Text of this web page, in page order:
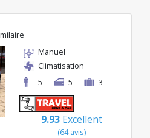
Manuel
Climatisation
5
5 3
9.93 Excellent
(64 avis)